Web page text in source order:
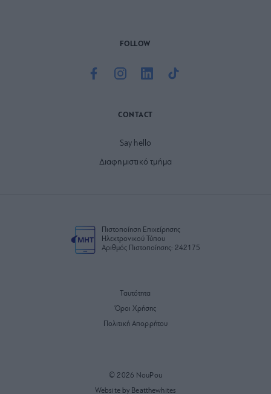
FOLLOW
CONTACT
Say hello
Διαφημιστικό τμήμα
Πιστοποίηση Επιχείρησης
Ηλεκτρονικού Τύπου
Αριθμός Πιστοποίησης: 242175
Ταυτότητα
Όροι Χρήσης
Πολιτική Απορρήτου
© 2026 NouPou
Website by Beatthewhites